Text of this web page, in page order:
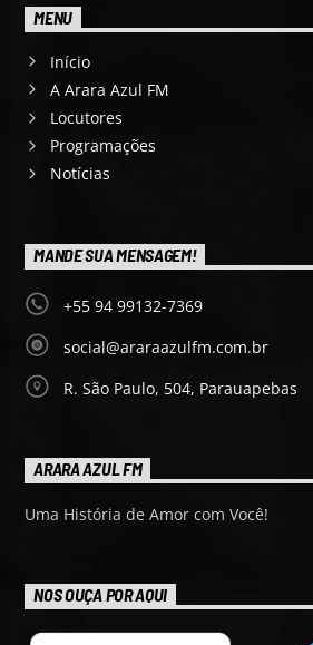
MENU
Início
A Arara Azul FM
Locutores
Programações
Notícias
MANDE SUA MENSAGEM!
+55 94 99132-7369
social@araraazulfm.com.br
R. São Paulo, 504, Parauapebas
ARARA AZUL FM
Uma História de Amor com Você!
NOS OUÇA POR AQUI